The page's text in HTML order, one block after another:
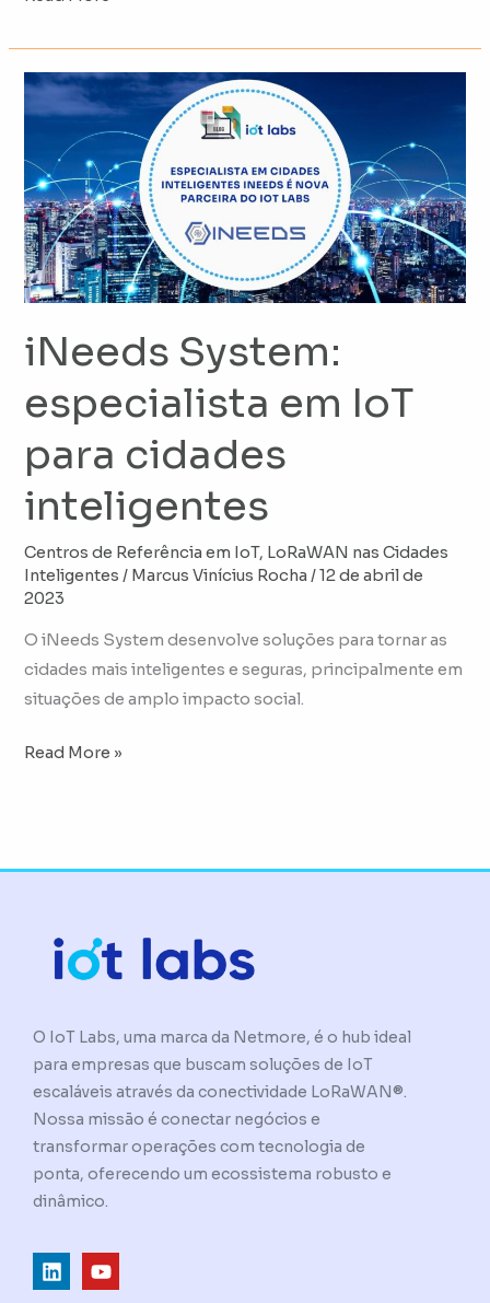
iNeeds System:
especialista em IoT
para cidades
inteligentes
Centros de Referência em IoT, LoRaWAN nas Cidades
Inteligentes / Marcus Vinícius Rocha /12 de abril de
2023
O iNeeds System desenvolve soluções para tornar as
cidades mais inteligentes e seguras, principalmente em
situações de amplo impacto social.
iNeeds
System:
especialista
em
IoT
para
cidades
inteligentes
Read More »
O IoT Labs, uma marca da Netmore, é o hub ideal
para empresas que buscam soluções de IoT
escaláveis através da conectividade LoRaWAN®.
Nossa missão é conectar negócios e
transformar operações com tecnologia de
ponta, oferecendo um ecossistema robusto e
dinâmico.
L
i
Y
o